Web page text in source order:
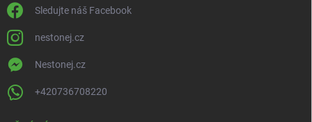
Sledujte náš Facebook
nestonej.cz
Nestonej.cz
+420736708220